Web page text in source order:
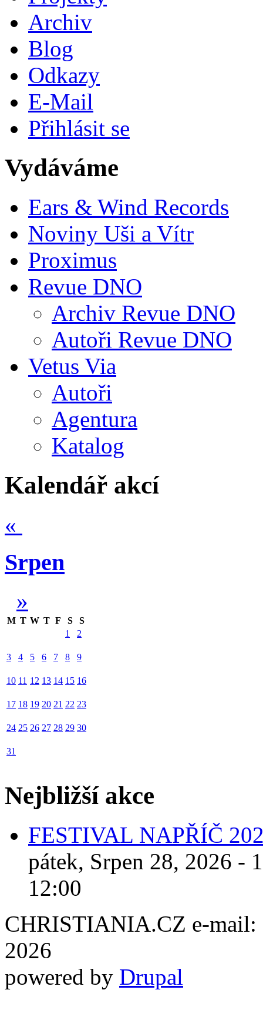
Archiv
Blog
Odkazy
E-Mail
Přihlásit se
Vydáváme
Ears & Wind Records
Noviny Uši a Vítr
Proximus
Revue DNO
Archiv Revue DNO
Autoři Revue DNO
Vetus Via
Autoři
Agentura
Katalog
Kalendář akcí
«
Srpen
»
M T W T F S
S
1
2
3 4 5 6 7 8 9
10 11 12 13 14 15 16
17 18 19 20 21 22 23
24 25 26 27 28 29 30
31
Nejbližší akce
FESTIVAL NAPŘÍČ
pátek, Srpen 28, 2026 -
12:00
CHRISTIANIA.CZ e-mail:
2026
powered by Drupal